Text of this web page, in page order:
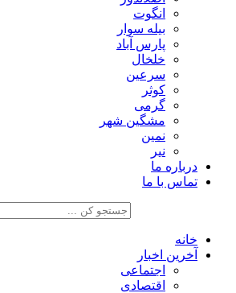
انگوت
بیله سوار
پارس آباد
خلخال
سرعین
کوثر
گرمی
مشگین شهر
نمین
نیر
درباره ما
تماس با ما
خانه
آخرین اخبار
اجتماعی
اقتصادی